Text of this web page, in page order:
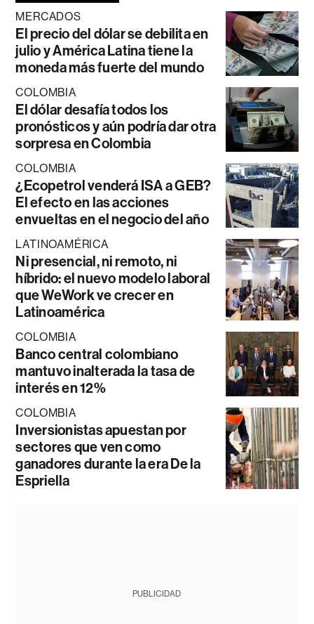
MERCADOS
El precio del dólar se debilita en
julio y América Latina tiene la
moneda más fuerte del mundo
COLOMBIA
El dólar desafía todos los
pronósticos y aún podría dar otra
sorpresa en Colombia
COLOMBIA
¿Ecopetrol venderá ISA a GEB?
El efecto en las acciones
envueltas en el negocio del año
LATINOAMÉRICA
Ni presencial, ni remoto, ni
híbrido: el nuevo modelo laboral
que WeWork ve crecer en
Latinoamérica
COLOMBIA
Banco central colombiano
mantuvo inalterada la tasa de
interés en 12%
COLOMBIA
Inversionistas apuestan por
sectores que ven como
ganadores durante la era De la
Espriella
PUBLICIDAD